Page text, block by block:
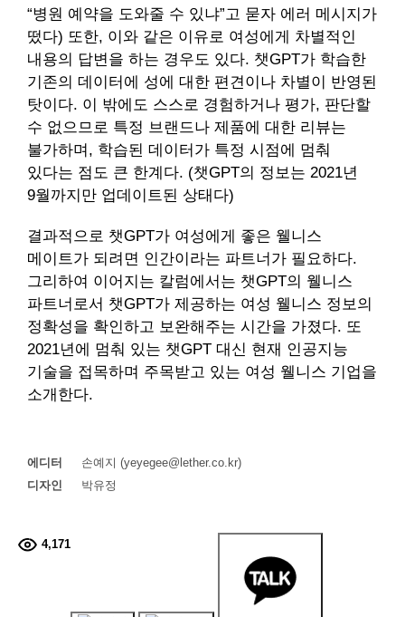
“병원 예약을 도와줄 수 있냐”고 묻자 에러 메시지가
떴다) 또한, 이와 같은 이유로 여성에게 차별적인
내용의 답변을 하는 경우도 있다. 챗GPT가 학습한
기존의 데이터에 성에 대한 편견이나 차별이 반영된
탓이다. 이 밖에도 스스로 경험하거나 평가, 판단할
수 없으므로 특정 브랜드나 제품에 대한 리뷰는
불가하며, 학습된 데이터가 특정 시점에 멈춰
있다는 점도 큰 한계다. (챗GPT의 정보는 2021년
9월까지만 업데이트된 상태다)
결과적으로 챗GPT가 여성에게 좋은 웰니스
메이트가 되려면 인간이라는 파트너가 필요하다.
그리하여 이어지는 칼럼에서는 챗GPT의 웰니스
파트너로서 챗GPT가 제공하는 여성 웰니스 정보의
정확성을 확인하고 보완해주는 시간을 가졌다. 또
2021년에 멈춰 있는 챗GPT 대신 현재 인공지능
기술을 접목하며 주목받고 있는 여성 웰니스 기업을
소개한다.
4,171
에디터
손예지 (yeyegee@lether.co.kr)
디자인
박유정